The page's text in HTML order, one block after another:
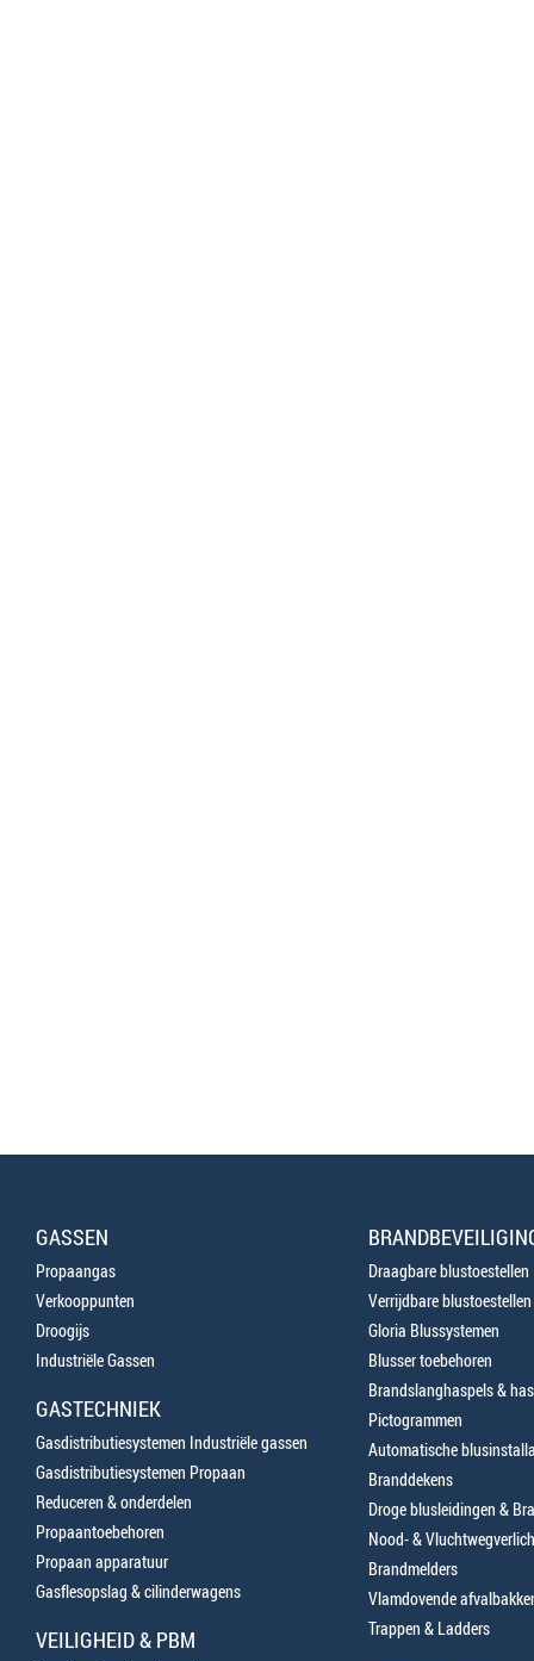
GASSEN
Propaangas
Verkooppunten
Droogijs
Industriële Gassen
GASTECHNIEK
Gasdistributiesystemen Industriële gassen
Gasdistributiesystemen Propaan
Reduceren & onderdelen
Propaantoebehoren
Propaan apparatuur
Gasflesopslag & cilinderwagens
VEILIGHEID & PBM
Draagbare blustoestellen
Verrijdbare blustoestellen
Gloria Blussystemen
Blusser toebehoren
Brandslanghaspels &
Pictogrammen
Automatische
Branddekens
Droge blusleidingen &
Nood- &
Brandmelders
Vlamdovende
Trappen & Ladders